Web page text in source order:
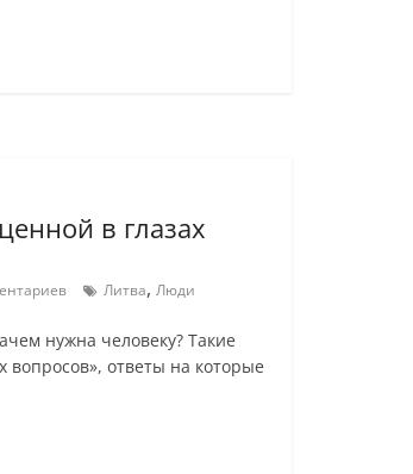
в глазах
Литва, Люди
нужна человеку? Такие
ответы на которые